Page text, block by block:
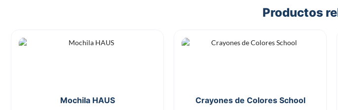
Productos
Mochila HAUS Crayones de Colores School